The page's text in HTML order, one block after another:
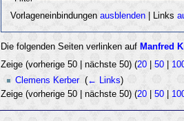
Vorlageneinbindungen ausblenden| Links
Die folgenden Seiten verlinken auf Manfred
Zeige (vorherige 50 | nächste 50) (20 |50
Clemens Kerber‎ (← Links)
Zeige (vorherige 50 | nächste 50) (20 |50